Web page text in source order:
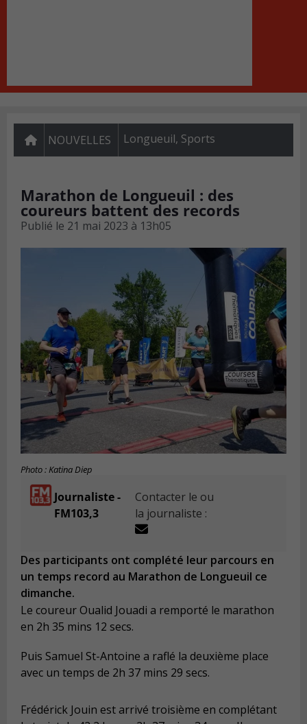
NOUVELLES Longueuil, Sports
Marathon de Longueuil : des
coureurs battent des records
Publié le 21 mai 2023 à 13h05
Photo : Katina Diep
Journaliste -
FM103,3
Contacter le ou
la journaliste :
Des participants ont complété leur parcours en
un temps record au Marathon de Longueuil ce
dimanche.
Le coureur Oualid Jouadi a remporté le marathon
en 2h 35 mins 12 secs.
Puis Samuel St-Antoine a raflé la deuxième place
avec un temps de 2h 37 mins 29 secs.
Frédérick Jouin est arrivé troisième en complétant